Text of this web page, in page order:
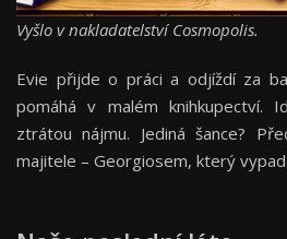
Vyšlo v nakladatelství Cosmopolis.
Evie přijde o práci a odjíždí za
pomáhá v malém knihkupectví.
ztrátou nájmu. Jediná šance?
majitele – Georgiosem, který